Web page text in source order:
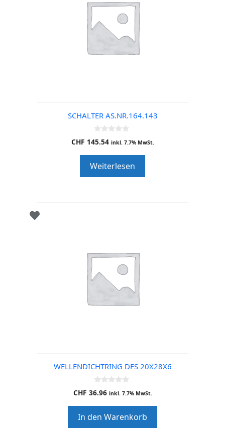
SCHALTER AS.NR.164.143
0
o
o
f
5
CHF 145.54 inkl. 7.7% MwSt.
Weiterlesen
WELLENDICHTRING DFS 20X28X6
0
o
o
f
5
CHF 36.96 inkl. 7.7% MwSt.
In den Warenkorb